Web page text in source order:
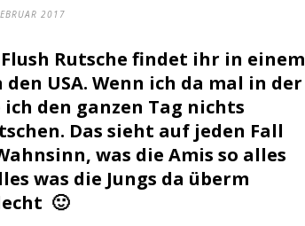
2017
Flush Rutsche findet ihr in einem
USA. Wenn ich da mal in der
den ganzen Tag nichts
Das sieht auf jeden Fall
was die Amis so alles
was die Jungs da überm
🙂